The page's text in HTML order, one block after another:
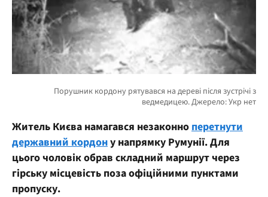
Житель Києва намагався незаконно перетнути
державний кордону напрямку Румунії. Для
цього чоловік обрав складний маршрут через
гірську місцевість поза офіційними пунктами
пропуску.